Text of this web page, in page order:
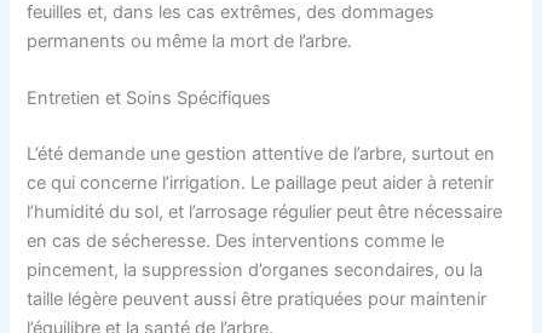
feuilles et, dans les cas extrêmes, des dommages
permanents ou même la mort de l’arbre.
Entretien et Soins Spécifiques
L’été demande une gestion attentive de l’arbre, surtout en
ce qui concerne l’irrigation. Le paillage peut aider à retenir
l’humidité du sol, et l’arrosage régulier peut être nécessaire
en cas de sécheresse. Des interventions comme le
pincement, la suppression d’organes secondaires, ou la
taille légère peuvent aussi être pratiquées pour maintenir
l’équilibre et la santé de l’arbre.